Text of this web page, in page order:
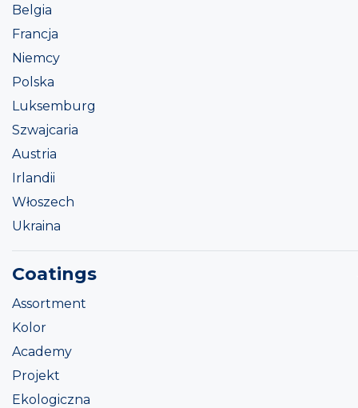
Belgia
Francja
Niemcy
Polska
Luksemburg
Szwajcaria
Austria
Irlandii
Włoszech
Ukraina
Coatings
Assortment
Kolor
Academy
Projekt
Ekologiczna